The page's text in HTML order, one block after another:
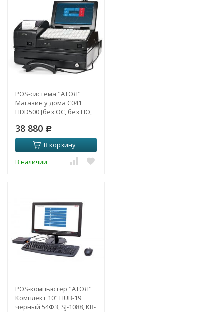
POS-система "АТОЛ"
Магазин у дома С041
HDD500 [без ОС, без ПО,
38 880 Р
В корзину
В наличии
POS-компьютер "АТОЛ"
Комплект 10" HUB-19
черный 54ФЗ, SJ-1088, KB-